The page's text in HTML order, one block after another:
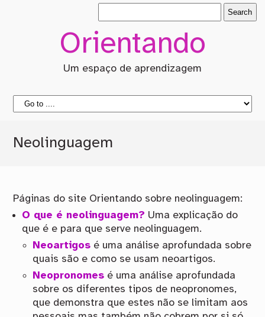
Orientando
Um espaço de aprendizagem
Neolinguagem
Páginas do site Orientando sobre neolinguagem:
O que é neolinguagem? Uma explicação do
que é e para que serve neolinguagem.
Neoartigosé uma análise aprofundada sobre
quais são e como se usam neoartigos.
Neopronomesé uma análise aprofundada
sobre os diferentes tipos de neopronomes,
que demonstra que estes não se limitam aos